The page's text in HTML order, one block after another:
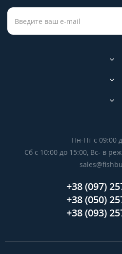
Пн-Пт с 09:00
Сб с 10:00 до 15:00, Вс- в
+38 (097)
+38 (050)
+38 (093)